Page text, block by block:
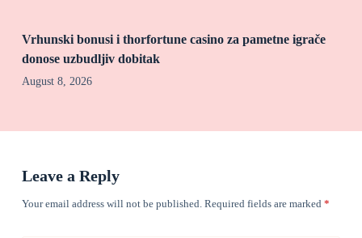
Vrhunski bonusi i thorfortune casino za pametne igrače
donose uzbudljiv dobitak
August 8, 2026
Leave a Reply
Your email address will not be published. Required fields are marked *